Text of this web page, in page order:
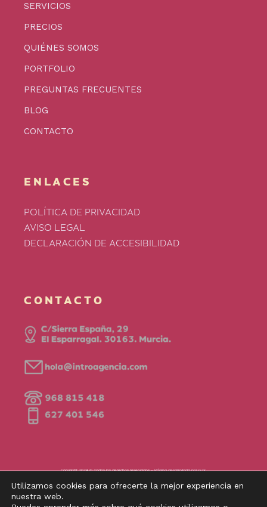
SERVICIOS
PRECIOS
QUIÉNES SOMOS
PORTFOLIO
PREGUNTAS FRECUENTES
BLOG
CONTACTO
ENLACES
POLÍTICA DE PRIVACIDAD
AVISO LEGAL
DECLARACIÓN DE ACCESIBILIDAD
CONTACTO
Copyright 2024 © Todos los derechos reservados –Página desarrollada por G2k
Utilizamos cookies para ofrecerte la mejor experiencia en
nuestra web.